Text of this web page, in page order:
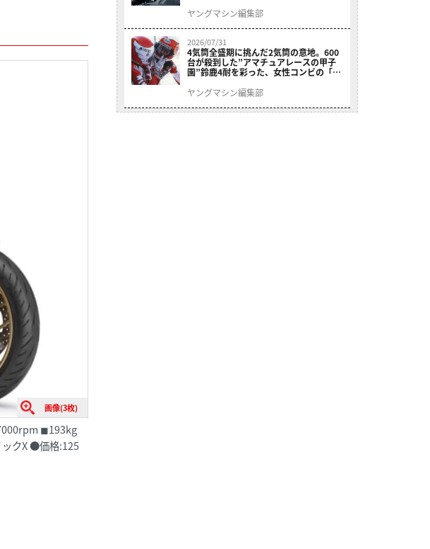
画像(3枚)
◼︎193kg
クX ●価格:125
ヤングマシン編集部
2026/07/31
4気筒全盛期に挑んだ2気筒の意地。600
台が殺到した”アマチュアレースの甲子
園”鈴鹿4耐を彩った、女性コンビの「ス
ヤングマシン編集部